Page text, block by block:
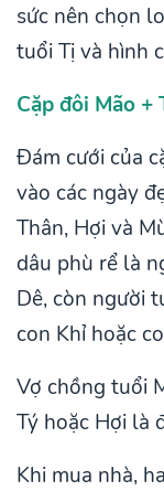
sức nên chọn
tuổi Tị và hình
Cặp đôi Mão +
Đám cưới của
vào các ngày
Thân, Hợi và
dâu phù rể là
Dê, còn người
con Khỉ hoặc
Vợ chồng tuổi
Tý hoặc Hợi là
Khi mua nhà,